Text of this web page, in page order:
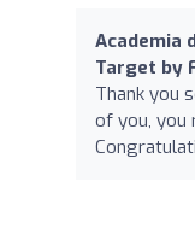
Academia
Target by
Thank you
of you, you